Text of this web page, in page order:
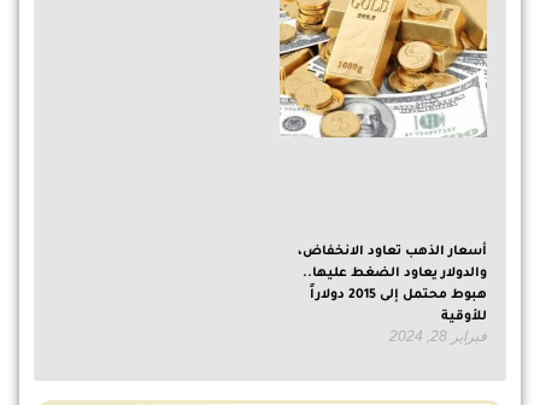
أسعار الذهب تعاود الانخفاض،
والدولار يعاود الضغط عليها..
هبوط محتمل إلى 2015 دولاراً
للأوقية
فبراير 28, 2024